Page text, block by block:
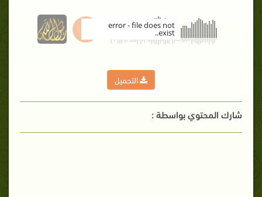
error - file does not
exist..
التحميل
شارك المحتوي بواسطة :